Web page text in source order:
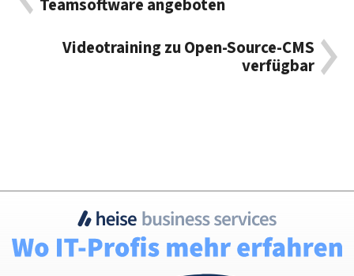
Teamsoftware angeboten
Videotraining zu Open-Source-CMS
verfügbar